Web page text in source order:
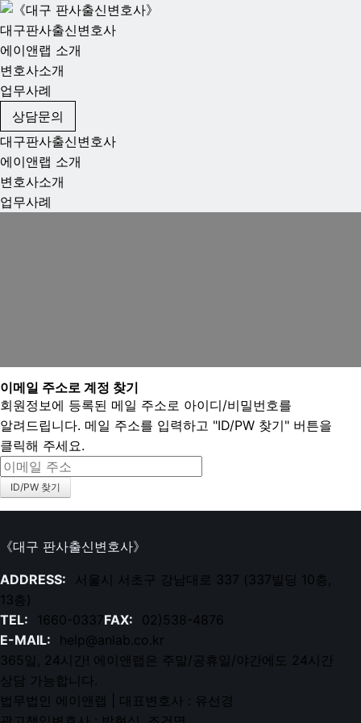
대구판사출신변호사
에이앤랩 소개
변호사소개
업무사례
상담문의
대구판사출신변호사
에이앤랩 소개
변호사소개
업무사례
이메일 주소로 계정 찾기
회원정보에 등록된 메일 주소로 아이디/비밀번호를
알려드립니다. 메일 주소를 입력하고 "ID/PW 찾기" 버튼을
클릭해 주세요.
《대구 판사출신변호사》
ADDRESS:
서울시 서초구 강남대로 337 (337빌딩 10층,
13층)
TEL:
1660-0337FAX:
02)538-4876
E-MAIL:
help@anlab.co.kr
365일, 24시간! 에이앤랩은 주말/공휴일/야간에도 24시간
상담 가능합니다.
법무법인 에이앤랩 | 대표변호사 : 유선경